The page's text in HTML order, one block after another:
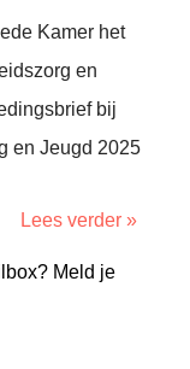
Kamer het
en
bij
en Jeugd 2025
Lees verder »
Meld je